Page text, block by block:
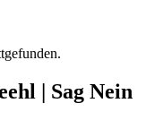
| Sag Nein